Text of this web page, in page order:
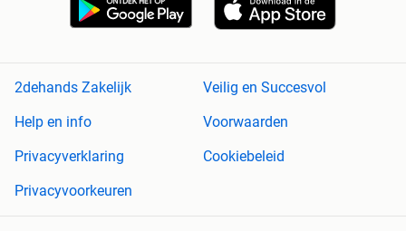
2dehands Zakelijk
Veilig en Succesvol
Help en info
Voorwaarden
Privacyverklaring
Cookiebeleid
Privacyvoorkeuren